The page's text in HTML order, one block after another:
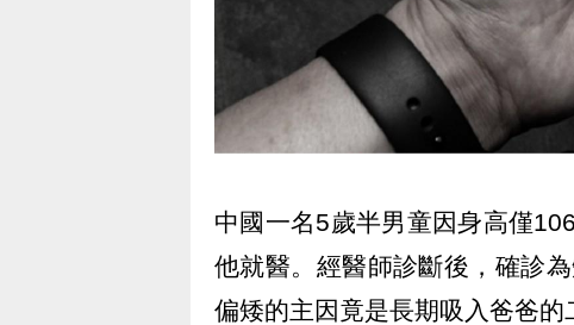
中國一名5歲半男童因身高僅
他就醫。經醫師診斷後，確診
偏矮的主因竟是長期吸入爸爸的